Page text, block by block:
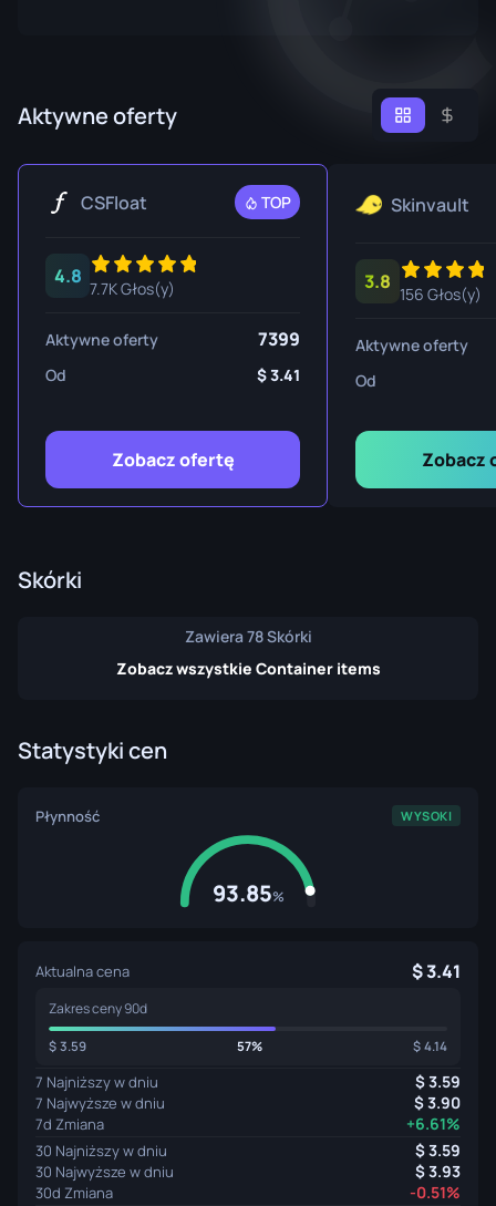
Aktywne oferty
CSFloat TOP
4.8
7.7K Głos(y)
Aktywne oferty 7399
Od 3.41
Zobacz ofertę
Skinvault
3.8
156 Głos(y)
Aktywne oferty
Od
Zobacz
Skórki
Zawiera 78 Skórki
Zobacz wszystkie Container items
Statystyki cen
Płynność WYSOKI
93.85%
Aktualna cena 3.41
Zakres ceny 90d
3.59 57% 4.14
7 Najniższy w dniu 3.59
7 Najwyższe w dniu 3.90
7d Zmiana +6.61%
30 Najniższy w dniu 3.59
30 Najwyższe w dniu 3.93
30d Zmiana -0.51%